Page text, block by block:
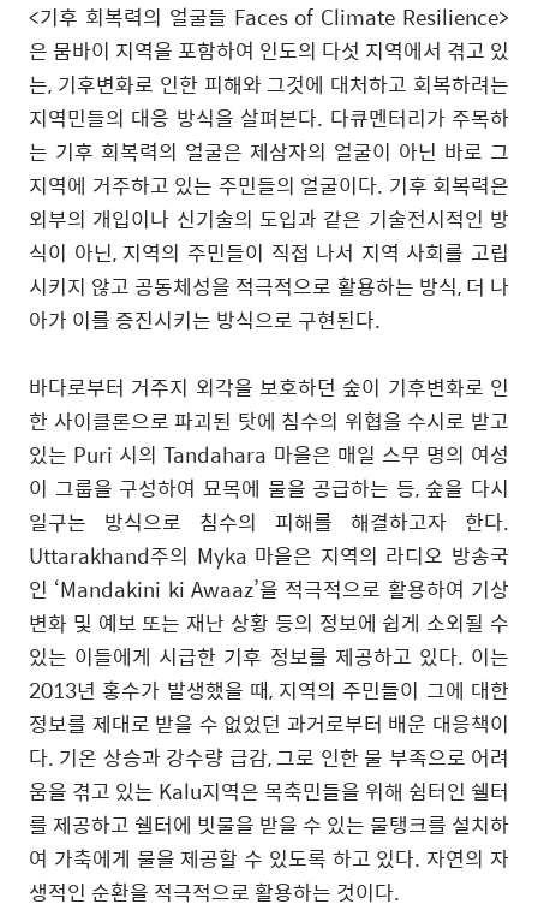
<기후 회복력의 얼굴들 Faces of Climate Resilience>
은 뭄바이 지역을 포함하여 인도의 다섯 지역에서 겪고 있
는, 기후변화로 인한 피해와 그것에 대처하고 회복하려는
지역민들의 대응 방식을 살펴본다. 다큐멘터리가 주목하
는 기후 회복력의 얼굴은 제삼자의 얼굴이 아닌 바로 그
지역에 거주하고 있는 주민들의 얼굴이다. 기후 회복력은
외부의 개입이나 신기술의 도입과 같은 기술전시적인 방
식이 아닌, 지역의 주민들이 직접 나서 지역 사회를 고립
시키지 않고 공동체성을 적극적으로 활용하는 방식,더 나
아가 이를 증진시키는 방식으로 구현된다.
바다로부터 거주지 외각을 보호하던 숲이 기후변화로 인
한 사이클론으로 파괴된 탓에 침수의 위협을 수시로 받고
있는 Puri 시의Tandahara 마을은 매일 스무 명의 여성
이 그룹을 구성하여 묘목에 물을 공급하는 등,숲을 다시
일구는 방식으로 침수의 피해를 해결하고자 한다.
Uttarakhand주의 Myka 마을은 지역의 라디오 방송국
인 ‘Mandakini ki Awaaz’을 적극적으로 활용하여 기상
변화 및 예보 또는 재난 상황 등의 정보에 쉽게 소외될 수
있는 이들에게 시급한 기후 정보를 제공하고 있다. 이는
2013년 홍수가 발생했을 때, 지역의 주민들이 그에 대한
정보를 제대로 받을 수 없었던 과거로부터 배운 대응책이
다. 기온 상승과 강수량 급감,그로 인한 물 부족으로 어려
움을 겪고 있는 Kalu지역은 목축민들을 위해 쉼터인 쉘터
를 제공하고 쉘터에 빗물을 받을 수 있는 물탱크를 설치하
여 가축에게 물을 제공할 수 있도록 하고 있다. 자연의 자
생적인 순환을 적극적으로 활용하는 것이다.